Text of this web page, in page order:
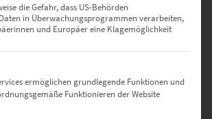
in Deutschland
hochwertigen Ausführungen
& schnell versendet
– nächtlicher Blick auf Stuttgart
die Gefahr, dass US-Behörden
in Überwachungsprogrammen verarbeiten,
und Europäer eine Klagemöglichkeit
der Service-Gruppen, für die eine Einwilligung
ermöglichen grundlegende Funktionen und
Funktionieren der Website